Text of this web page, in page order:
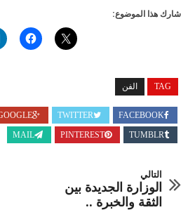
شارك هذا الموضوع:
TAG الفن
FACEBOOK
TWITTER
GOOGLE+
TUMBLR
PINTEREST
MAIL
التالي
الوزارة الجديدة بين
الثقة والخبرة ..